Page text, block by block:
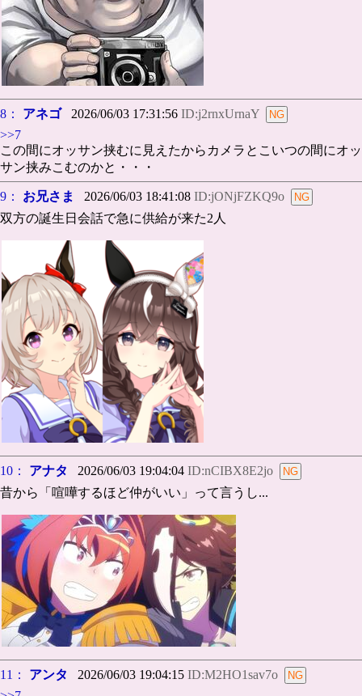
8： アネゴ2026/06/03 17:31:56 ID:j2rnxUrnaY
>>7
この間にオッサン挟むに見えたからカメラとこいつの間にオッ
サン挟みこむのかと・・・
9： お兄さま 2026/06/03 18:41:08 ID:jONjFZKQ9o
双方の誕生日会話で急に供給が来た2人
10： アナタ 2026/06/03 19:04:04 ID:nCIBX8E2jo
昔から「喧嘩するほど仲がいい」って言うし...
11： アンタ 2026/06/03 19:04:15 ID:M2HO1sav7o